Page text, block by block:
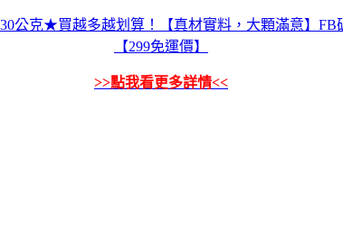
公克★買越多越划算！【真材實料，大顆滿意】FB
【299免運價】
>>點我看更多詳情<<